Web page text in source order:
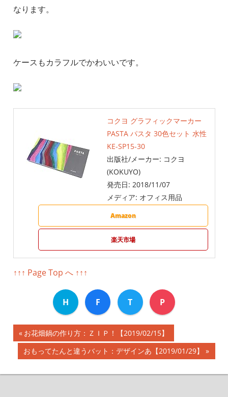
なります。
ケースもカラフルでかわいいです。
コクヨ グラフィックマーカー
PASTA パスタ 30色セット 水性
KE-SP15-30
出版社/メーカー: コクヨ
(KOKUYO)
発売日: 2018/11/07
メディア: オフィス用品
Amazon
楽天市場
↑↑↑ Page Top へ ↑↑↑
H F T P
投
稿
前
の
記
お花畑鍋の作り方：ＺＩＰ！【2019/02/15】
次
記
おもってたんと違うバット：デザインあ【2019/01/29】